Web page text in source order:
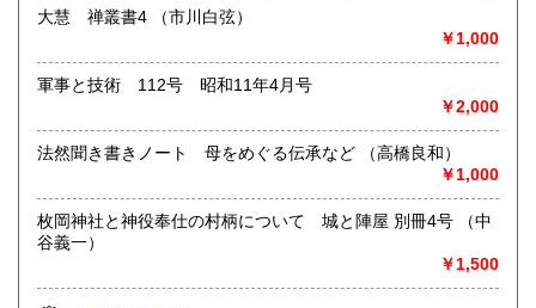
大慧 禅叢書4 （市川白弦）
￥1,000
軍事と技術 112号 昭和11年4月号
￥2,000
法然聞き書きノート 母をめぐる伝承など （高橋良和）
￥1,000
枚岡神社と神役奉仕の村柄について 城と陣屋 別冊4号 （中
谷義一）
￥1,500